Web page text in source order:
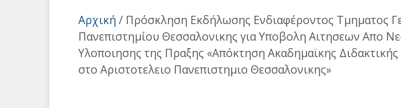
Αρχική / Πρόσκληση Εκδήλωσης Ενδιαφέροντος Τμηματος
Πανεπιστημίου Θεσσαλονικης για Υποβολη Αιτησεων Απο
Υλοποιησης της Πραξης «Απόκτηση Ακαδημαϊκης
στο Αριστοτελειο Πανεπιστημιο Θεσσαλονικης»